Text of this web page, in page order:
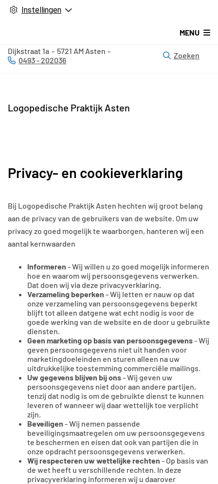
Instellingen
Logopedische Praktijk Asten
MENU
Dijkstraat 1a 5721 AM Asten
Tel:
0493 - 202036
Zoeken
Privacy- en cookieverklaring
Bij Logopedische Praktijk Asten hechten wij groot belang
aan de privacy van de gebruikers van de website. Om uw
privacy zo goed mogelijk te waarborgen, hanteren wij een
aantal kernwaarden
Informeren - Wij willen u zo goed mogelijk informeren
hoe en waarom wij persoonsgegevens verwerken.
Dat doen wij via deze privacyverklaring.
Verzameling beperken - Wij letten er nauw op dat
onze verzameling van persoonsgegevens beperkt
blijft tot alleen datgene wat echt nodig is voor de
goede werking van de website en de door u gebruikte
diensten.
Geen marketing op basis van persoonsgegevens- Wij
geven persoonsgegevens niet uit handen voor
marketingdoeleinden en sturen alleen na uw
uitdrukkelijke toestemming commerciële mailings.
Uw gegevens blijven bij ons- Wij geven uw
persoonsgegevens niet door aan andere partijen,
tenzij dat nodig is om de gebruikte dienst te kunnen
leveren of wanneer wij daar wettelijk toe verplicht
zijn.
Beveiligen - Wij nemen passende
beveiligingsmaatregelen om uw persoonsgegevens
te beschermen en eisen dat ook van partijen die in
onze opdracht persoonsgegevens verwerken.
Wij respecteren uw wettelijke rechten - Op basis van
de wet heeft u verschillende rechten. In deze
privacyverklaring informeren wij u daarover